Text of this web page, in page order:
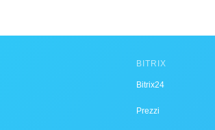
BITRIX
Bitrix24
Prezzi